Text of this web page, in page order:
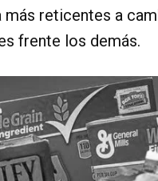
reticentes a
frente los demás.